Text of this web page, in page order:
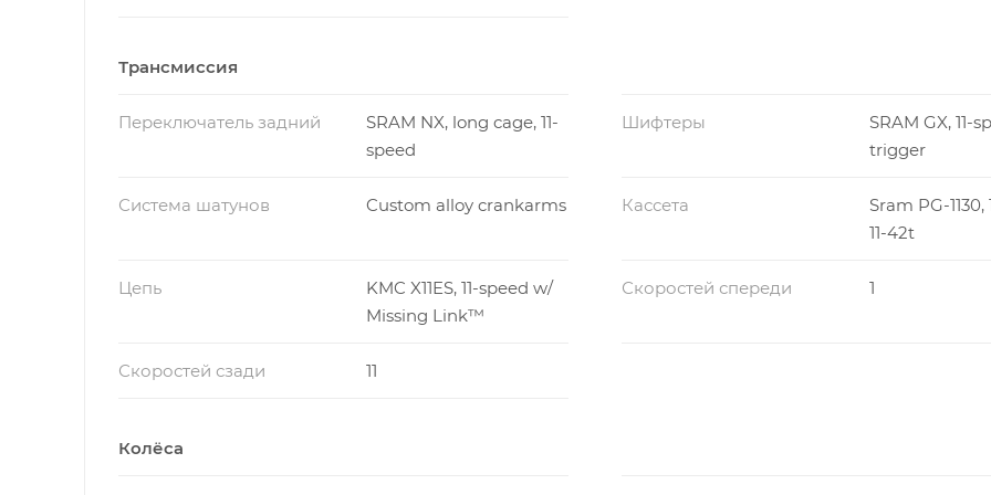
Трансмиссия
Переключатель задний
SRAM NX, long cage, 11-
speed
Шифтеры
SRAM GX, 11-
trigger
Система шатунов Custom alloy crankarms Кассета
Sram PG-1130,
11-42t
Цепь
KMC X11ES, 11-speed w/
Missing Link™
Скоростей спереди 1
Скоростей сзади 11
Колёса